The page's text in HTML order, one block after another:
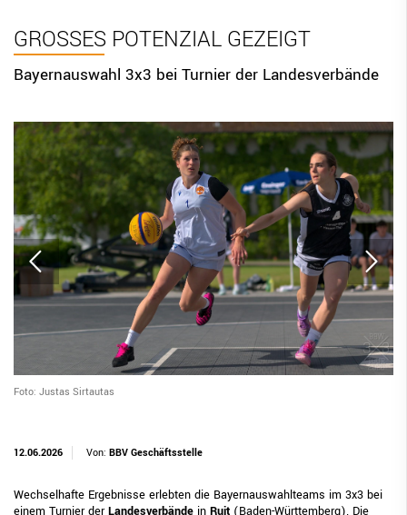
GROSSES POTENZIAL GEZEIGT
Bayernauswahl 3x3 bei Turnier der Landesverbände
Foto: Justas Sirtautas
12.06.2026 Von: BBV Geschäftsstelle
Wechselhafte Ergebnisse erlebten die Bayernauswahlteams im 3x3 bei
einem Turnier derLandesverbände in Ruit (Baden-Württemberg). Die
BBV Links
DIGITAL SCORE SHEET